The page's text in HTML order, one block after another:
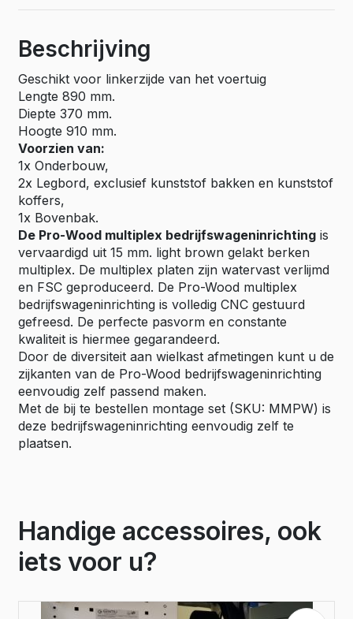
Beschrijving
Geschikt voor linkerzijde van het voertuig
Lengte 890 mm.
Diepte 370 mm.
Hoogte 910 mm.
Voorzien van:
1x Onderbouw,
2x Legbord, exclusief kunststof bakken en kunststof
koffers,
1x Bovenbak.
De Pro-Wood multiplex bedrijfswageninrichting is
vervaardigd uit 15 mm. light brown gelakt berken
multiplex. De multiplex platen zijn watervast verlijmd
en FSC geproduceerd. De Pro-Wood multiplex
bedrijfswageninrichting is volledig CNC gestuurd
gefreesd. De perfecte pasvorm en constante
kwaliteit is hiermee gegarandeerd.
Door de diversiteit aan wielkast afmetingen kunt u de
zijkanten van de Pro-Wood bedrijfswageninrichting
eenvoudig zelf passend maken.
Met de bij te bestellen montage set (SKU: MMPW) is
deze bedrijfswageninrichting eenvoudig zelf te
plaatsen.
Handige accessoires, ook
iets voor u?